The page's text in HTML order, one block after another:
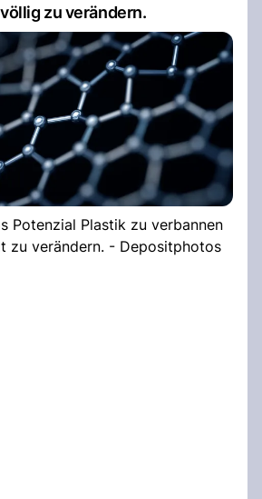
zu verändern.
Potenzial Plastik zu verbannen
zu verändern. - Depositphotos